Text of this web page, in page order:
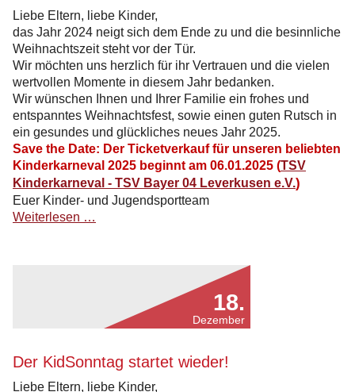
Liebe Eltern, liebe Kinder,
das Jahr 2024 neigt sich dem Ende zu und die besinnliche
Weihnachtszeit steht vor der Tür.
Wir möchten uns herzlich für ihr Vertrauen und die vielen
wertvollen Momente in diesem Jahr bedanken.
Wir wünschen Ihnen und Ihrer Familie ein frohes und
entspanntes Weihnachtsfest, sowie einen guten Rutsch in
ein gesundes und glückliches neues Jahr 2025.
Save the Date: Der Ticketverkauf für unseren beliebten
Kinderkarneval 2025 beginnt am 06.01.2025 (TSV
Kinderkarneval - TSV Bayer 04 Leverkusen e.V.)
Euer Kinder- und Jugendsportteam
Weiterlesen …
wünschen
einen
Übergang!
18.
Dezember
Der KidSonntag startet wieder!
Liebe Eltern, liebe Kinder,